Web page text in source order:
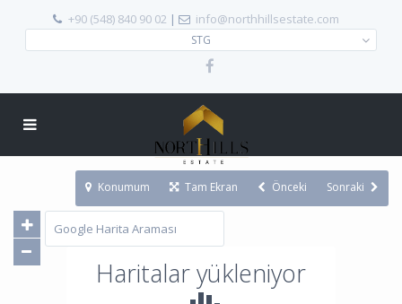
+90 (548) 840 90 02 | info@northhillsestate.com
STG
Haritalar yükleniyor
Konumum Tam Ekran Önceki Sonraki